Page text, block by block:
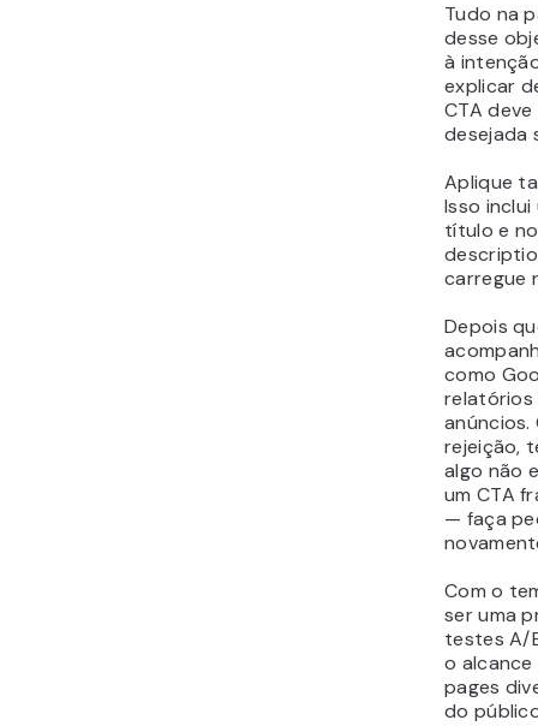
Tudo na
desse
à
explicar
CTA
desejada
Aplique
Isso
título e
carregue
Depois
como
relatórios
rejeição,
algo não
um CTA
— faça
Com o
ser uma
testes A/
o
pages
do